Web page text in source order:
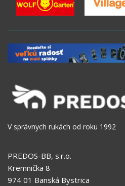
V správnych rukách od roku 1992
PREDOS-BB, s.r.o.
Kremnička 8
974 01 Banská Bystrica